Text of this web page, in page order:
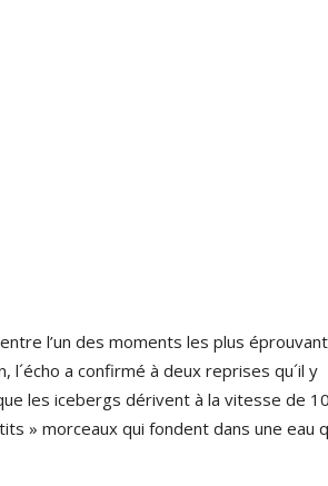
l’un des moments les plus
a confirmé à deux reprises qu´il y
les icebergs dérivent à la vitesse de
» morceaux qui fondent dans une eau